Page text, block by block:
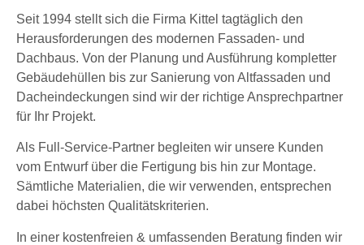
Seit 1994 stellt sich die Firma Kittel tagtäglich den
Herausforderungen des modernen Fassaden- und
Dachbaus. Von der Planung und Ausführung kompletter
Gebäudehüllen bis zur Sanierung von Altfassaden und
Dacheindeckungen sind wir der richtige Ansprechpartner
für Ihr Projekt.
Als Full-Service-Partner begleiten wir unsere Kunden
vom Entwurf über die Fertigung bis hin zur Montage.
Sämtliche Materialien, die wir verwenden, entsprechen
dabei höchsten Qualitätskriterien.
In einer kostenfreien & umfassenden Beratung finden wir